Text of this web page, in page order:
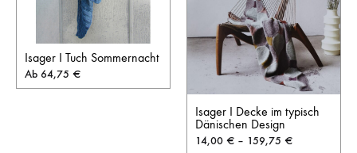
Isager I Tuch Sommernacht
Ab 64,75 €
Isager I Decke im typisch
Dänischen Design
14,00 € – 159,75 €